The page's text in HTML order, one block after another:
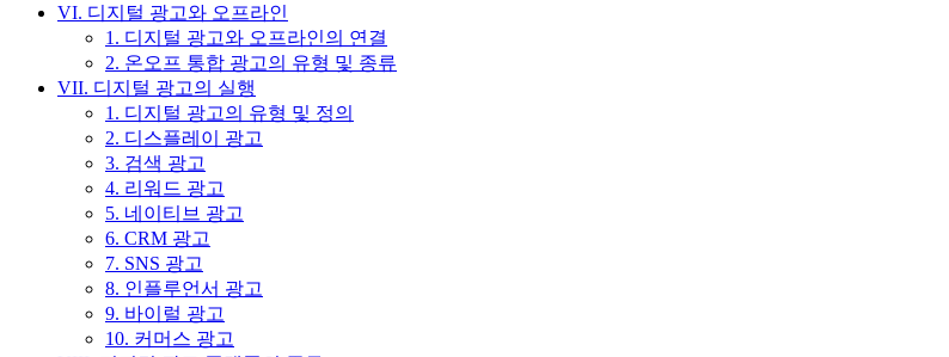
VI. 디지털 광고와 오프라인
1. 디지털 광고와 오프라인의 연결
2. 온오프 통합 광고의 유형 및 종류
VII. 디지털 광고의 실행
1. 디지털 광고의 유형 및 정의
2. 디스플레이 광고
3. 검색 광고
4. 리워드 광고
5. 네이티브 광고
6. CRM 광고
7. SNS 광고
8. 인플루언서 광고
9. 바이럴 광고
10. 커머스 광고